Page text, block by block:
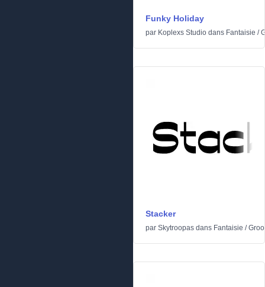
Funky Holiday
par Koplexs Studio dans Fantaisie /
Stacker
par Skytroopas dans Fantaisie /